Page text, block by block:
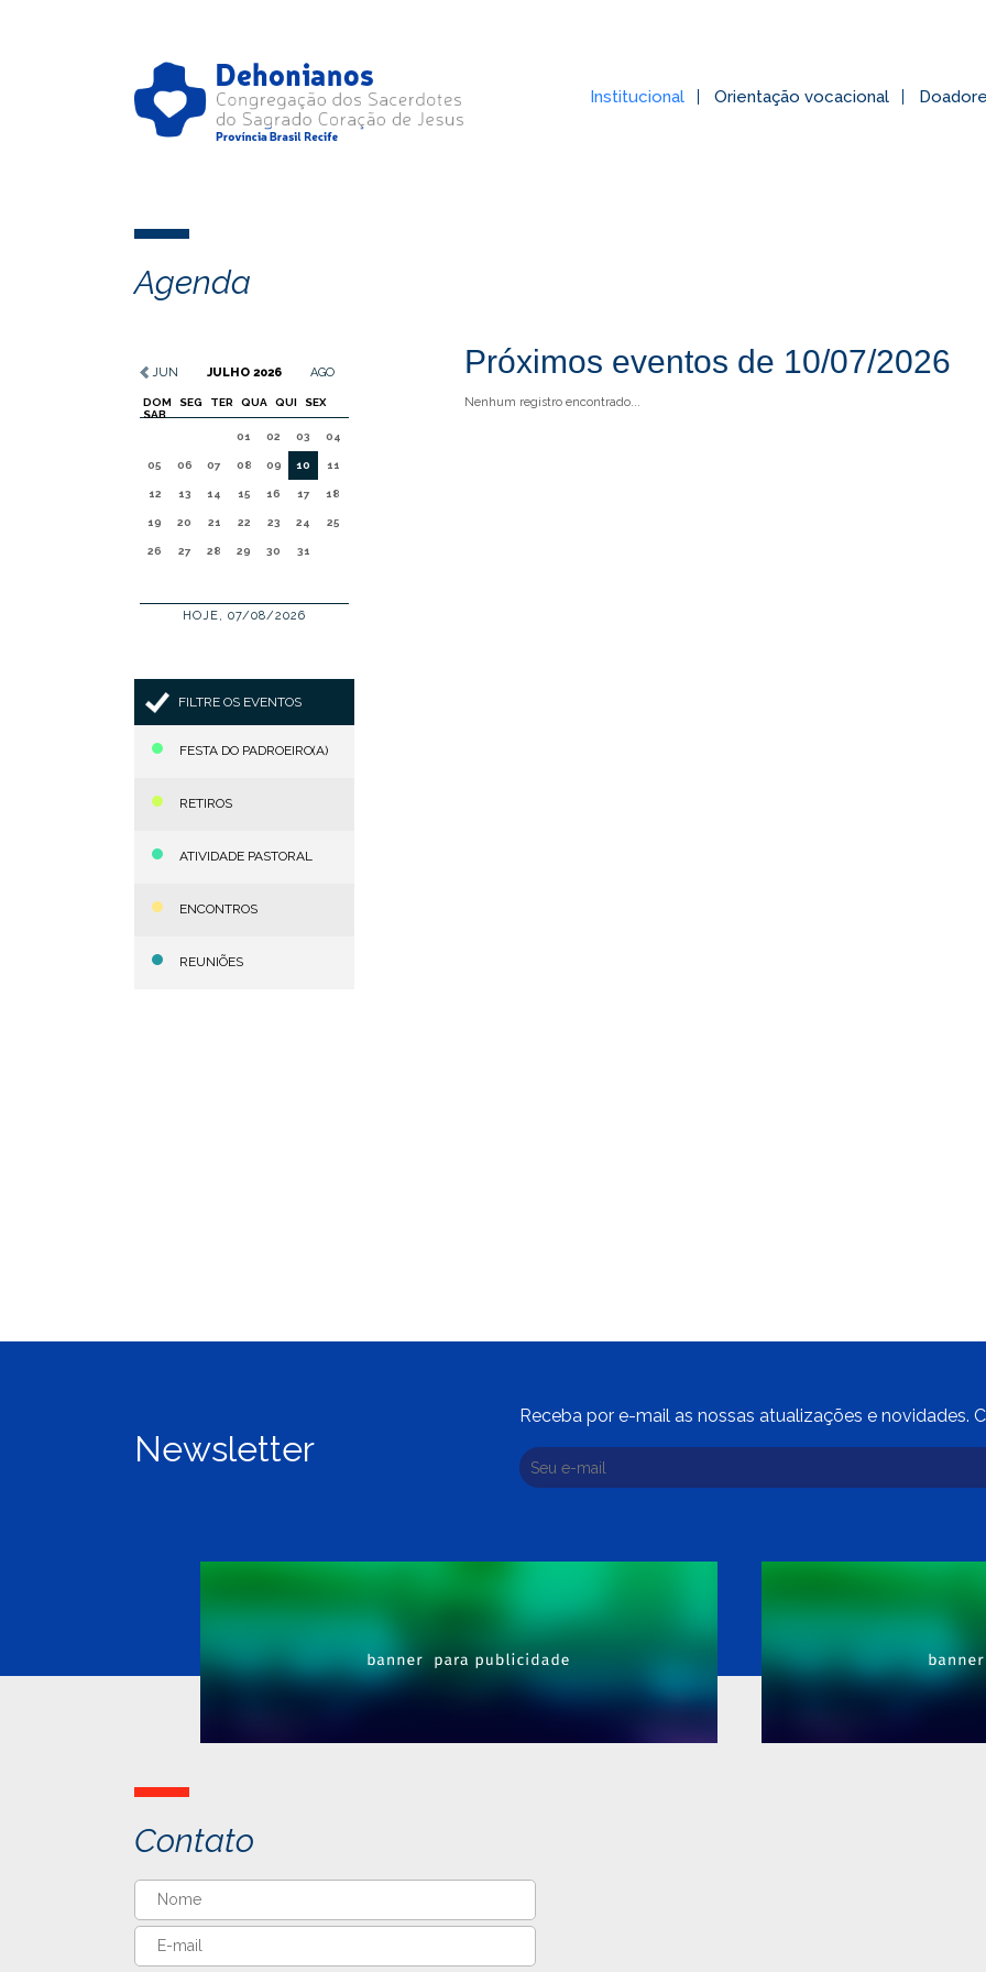
Institucional Orientação vocacional
Agenda
JUN JULHO 2026 AGO
DOM SEG TER QUA QUI
SEX
SAB
01
02 03 04
05 06 07 08 09 10 11
12 13 14 15 16 17 18
19 20 21 22 23 24 25
26 27 28 29 30 31
HOJE, 07/08/2026
FILTRE OS EVENTOS
FESTA DO PADROEIRO(A)
RETIROS
ATIVIDADE PASTORAL
ENCONTROS
REUNIÕES
Próximos eventos de 10/07/2026
Nenhum registro encontrado...
Newsletter
Receba por e-mail as nossas atualizações e novidades.
Contato